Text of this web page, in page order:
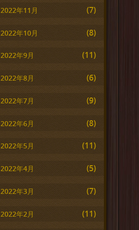
2022年11月 (7)
2022年10月 (8)
2022年9月 (11)
2022年8月 (6)
2022年7月 (9)
2022年6月 (8)
2022年5月 (11)
2022年4月 (5)
2022年3月 (7)
2022年2月 (11)